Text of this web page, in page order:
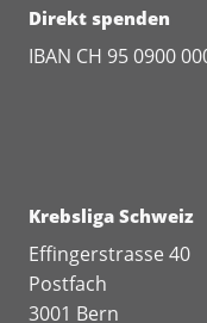
Direkt spenden
IBAN CH 95 0900
Krebsliga Schweiz
Effingerstrasse 40
Postfach
3001 Bern